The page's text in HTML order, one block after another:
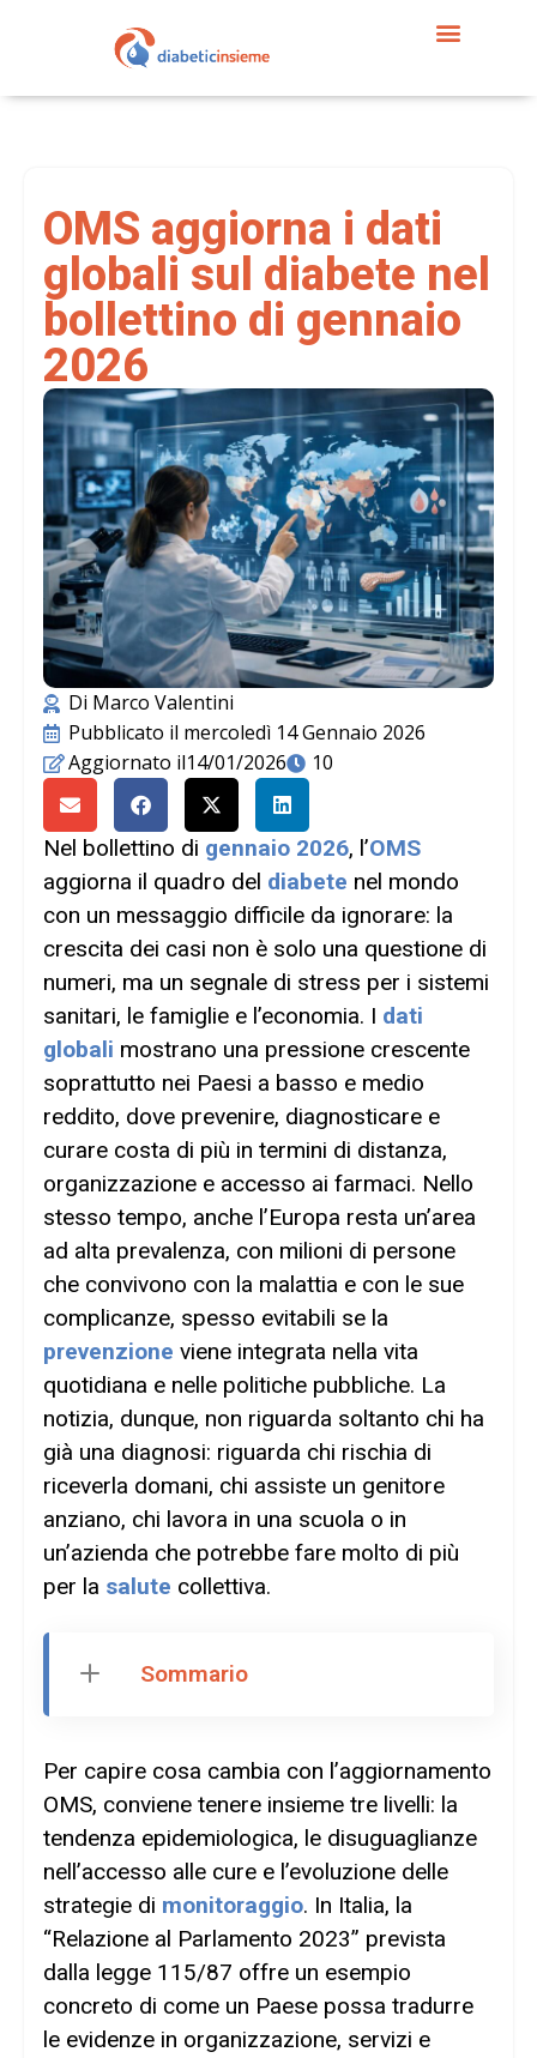
OMS aggiorna i dati
globali sul diabete nel
bollettino di gennaio
2026
Di Marco Valentini
Pubblicato il mercoledì 14 Gennaio 2026
Aggiornato il14/01/2026
10
Nel bollettino di gennaio 2026, l’OMS
aggiorna il quadro del diabete nel mondo
con un messaggio difficile da ignorare: la
crescita dei casi non è solo una questione di
numeri, ma un segnale di stress per i sistemi
sanitari, le famiglie e l’economia. I dati
globali mostrano una pressione crescente
soprattutto nei Paesi a basso e medio
reddito, dove prevenire, diagnosticare e
curare costa di più in termini di distanza,
organizzazione e accesso ai farmaci. Nello
stesso tempo, anche l’Europa resta un’area
ad alta prevalenza, con milioni di persone
che convivono con la malattia e con le sue
complicanze, spesso evitabili se la
prevenzione viene integrata nella vita
quotidiana e nelle politiche pubbliche. La
notizia, dunque, non riguarda soltanto chi ha
già una diagnosi: riguarda chi rischia di
riceverla domani, chi assiste un genitore
anziano, chi lavora in una scuola o in
un’azienda che potrebbe fare molto di più
per la salute collettiva.
Sommario
Per capire cosa cambia con l’aggiornamento
OMS, conviene tenere insieme tre livelli: la
tendenza epidemiologica, le disuguaglianze
nell’accesso alle cure e l’evoluzione delle
strategie di monitoraggio. In Italia, la
“Relazione al Parlamento 2023” prevista
dalla legge 115/87 offre un esempio
concreto di come un Paese possa tradurre
le evidenze in organizzazione, servizi e